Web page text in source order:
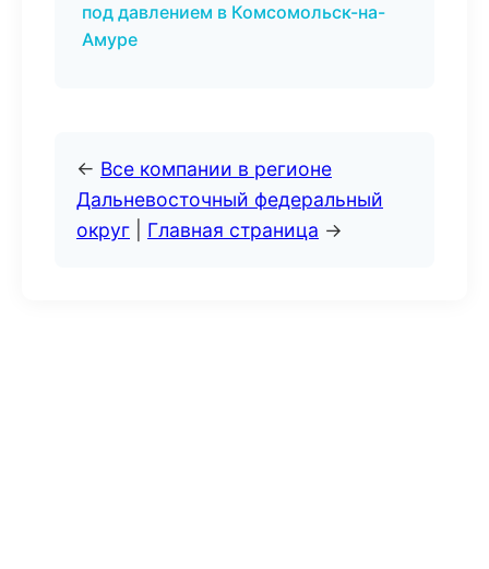
под давлением в Комсомольск-на-
Амуре
← Все компании в регионе
Дальневосточный федеральный
округ
Главная страница →